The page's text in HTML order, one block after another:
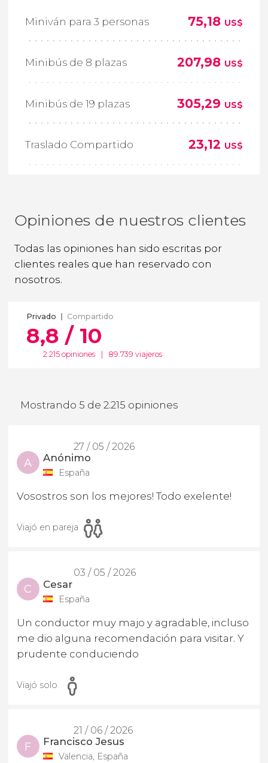
Miniván para 3 personas 75,18 US$
Minibús de 8 plazas 207,98 US$
Minibús de 19 plazas 305,29 US$
Traslado Compartido 23,12 US$
Opiniones de nuestros clientes
Todas las opiniones han sido escritas por
clientes reales que han reservado con
nosotros.
Privado Compartido
8,8 / 10
2.215 opiniones 89.739 viajeros
Mostrando 5 de 2.215 opiniones
27 / 05 / 2026
A Anónimo
España
Vosostros son los mejores! Todo exelente!
Viajó en pareja
03 / 05 / 2026
C Cesar
España
Un conductor muy majo y agradable, incluso
me dio alguna recomendación para visitar. Y
prudente conduciendo
Viajó solo
21 / 06 / 2026
F Francisco Jesus
Valencia, España